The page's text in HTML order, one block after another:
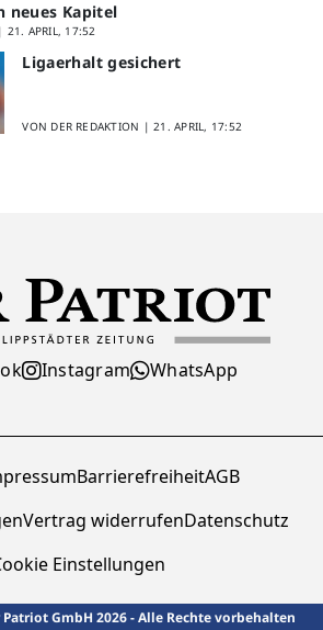
neues Kapitel
21. APRIL, 17:52
Ligaerhalt gesichert
VON DER REDAKTION |21. APRIL, 17:52
Instagram WhatsApp
BarrierefreiheitAGB
Vertrag widerrufenDatenschutz
Einstellungen
GmbH 2026 - Alle Rechte vorbehalten